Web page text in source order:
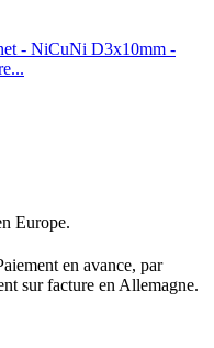
D3x10mm -
Europe.
en avance, par
sur facture en Allemagne.